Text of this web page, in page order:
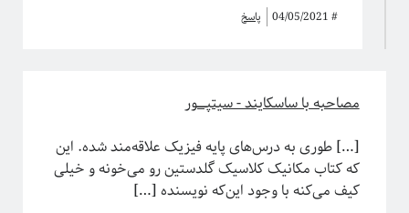
#
04/05/2021 پاسخ
مصاحبه با ساسکایند - سیتپـــــور
[…] طوری به درس‌های پایه فیزیک علاقه‌مند شده. این
که کتاب مکانیک کلاسیک گلدستین رو می‌خونه و خیلی
کیف می‌کنه با وجود این‌که نویسنده […]